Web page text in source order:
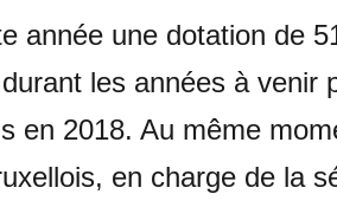
année une dotation de
les années à venir
en 2018. Au même
en charge de la